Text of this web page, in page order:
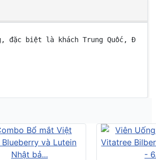
biệt là khách Trung Quốc,